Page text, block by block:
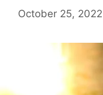
October 25, 2022